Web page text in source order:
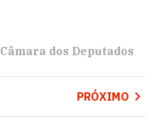
Câmara dos Deputados
PRÓXIMO